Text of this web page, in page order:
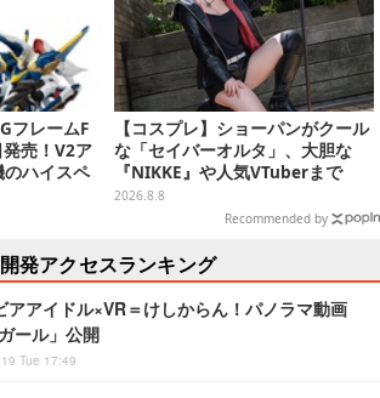
フレームF
売！V2ア
ハイスペ
【コスプレ】ショーパンがクール
な「セイバーオルタ」、大胆な
『NIKKE』や人気VTuberまで
「アコスタ池袋」美女レイヤーま
2026.8.8
Recommended by
開発アクセスランキング
アアイドル×VR＝けしからん！パノラマ動画
ガール」公開
Tue 17:49